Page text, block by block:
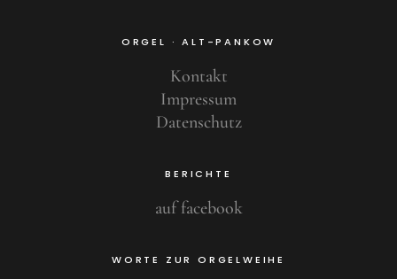
ORGEL · ALT-PANKOW
Kontakt
Impressum
Datenschutz
BERICHTE
auf facebook
WORTE ZUR ORGELWEIHE